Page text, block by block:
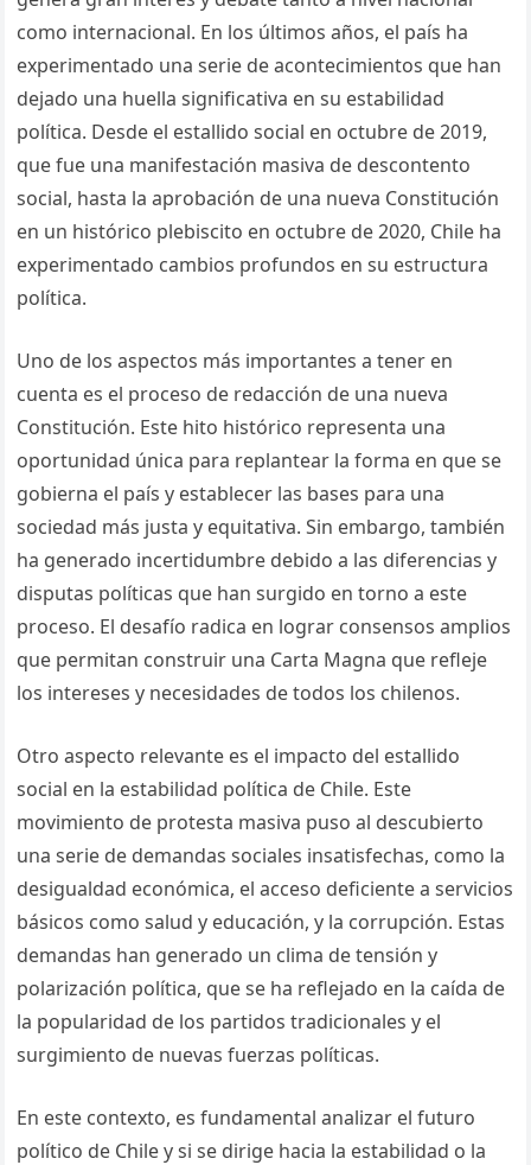
como internacional. En los últimos años, el país ha
experimentado una serie de acontecimientos que han
dejado una huella significativa en su estabilidad
política. Desde el estallido social en octubre de 2019,
que fue una manifestación masiva de descontento
social, hasta la aprobación de una nueva Constitución
en un histórico plebiscito en octubre de 2020, Chile ha
experimentado cambios profundos en su estructura
política.
Uno de los aspectos más importantes a tener en
cuenta es el proceso de redacción de una nueva
Constitución. Este hito histórico representa una
oportunidad única para replantear la forma en que se
gobierna el país y establecer las bases para una
sociedad más justa y equitativa. Sin embargo, también
ha generado incertidumbre debido a las diferencias y
disputas políticas que han surgido en torno a este
proceso. El desafío radica en lograr consensos amplios
que permitan construir una Carta Magna que refleje
los intereses y necesidades de todos los chilenos.
Otro aspecto relevante es el impacto del estallido
social en la estabilidad política de Chile. Este
movimiento de protesta masiva puso al descubierto
una serie de demandas sociales insatisfechas, como la
desigualdad económica, el acceso deficiente a servicios
básicos como salud y educación, y la corrupción. Estas
demandas han generado un clima de tensión y
polarización política, que se ha reflejado en la caída de
la popularidad de los partidos tradicionales y el
surgimiento de nuevas fuerzas políticas.
En este contexto, es fundamental analizar el futuro
político de Chile y si se dirige hacia la estabilidad o la